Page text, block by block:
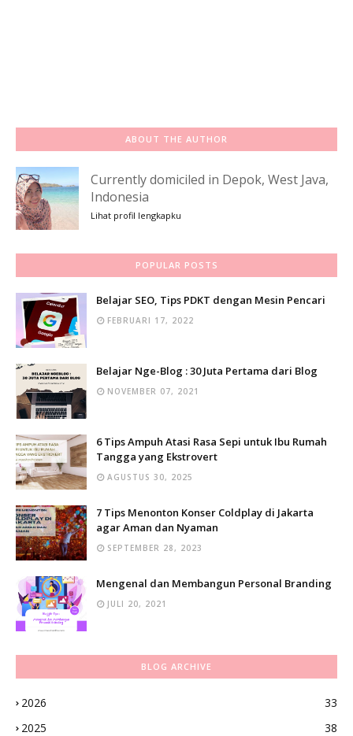
ABOUT THE AUTHOR
Currently domiciled in Depok, West Java,
Indonesia
Lihat profil lengkapku
POPULAR POSTS
Belajar SEO, Tips PDKT dengan Mesin Pencari
FEBRUARI 17, 2022
Belajar Nge-Blog : 30 Juta Pertama dari Blog
NOVEMBER 07, 2021
6 Tips Ampuh Atasi Rasa Sepi untuk Ibu Rumah
Tangga yang Ekstrovert
AGUSTUS 30, 2025
7 Tips Menonton Konser Coldplay di Jakarta
agar Aman dan Nyaman
SEPTEMBER 28, 2023
Mengenal dan Membangun Personal Branding
JULI 20, 2021
BLOG ARCHIVE
2026
33
2025
38